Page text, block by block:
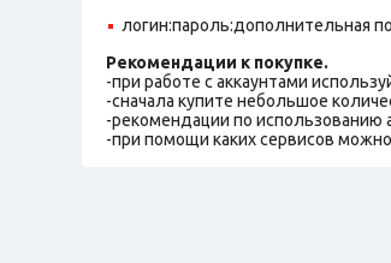
логин:пароль:дополнительная
Рекомендации к покупке.
-при работе с аккаунтами
-сначала купите небольшое
-рекомендации по использованию
-при помощи каких сервисов